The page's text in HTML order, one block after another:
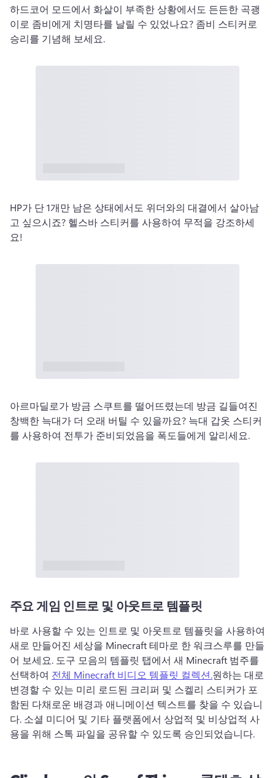
하드코어 모드에서 화살이 부족한 상황에서도 든든한 곡괭
이로 좀비에게 치명타를 날릴 수 있었나요? 좀비 스티커로
승리를 기념해 보세요.
HP가 단 1개만 남은 상태에서도 위더와의 대결에서 살아남
고 싶으시죠? 헬스바 스티커를 사용하여 무적을 강조하세
요!
아르마딜로가 방금 스쿠트를 떨어뜨렸는데 방금 길들여진
창백한 늑대가 더 오래 버틸 수 있을까요? 늑대 갑옷 스티커
를 사용하여 전투가 준비되었음을 폭도들에게 알리세요.
주요 게임 인트로 및 아웃트로 템플릿
바로 사용할 수 있는 인트로 및 아웃트로 템플릿을 사용하여
새로 만들어진 세상을 Minecraft 테마로 한 워크스루를 만들
어 보세요. 도구 모음의 템플릿 탭에서 새 Minecraft 범주를
선택하여 전체 Minecraft 비디오 템플릿 컬렉션.원하는 대로
변경할 수 있는 미리 로드된 크리퍼 및 스켈리 스티커가 포
함된 다채로운 배경과 애니메이션 텍스트를 찾을 수 있습니
다. 소셜 미디어 및 기타 플랫폼에서 상업적 및 비상업적 사
용을 위해 스톡 파일을 공유할 수 있도록 승인되었습니다.